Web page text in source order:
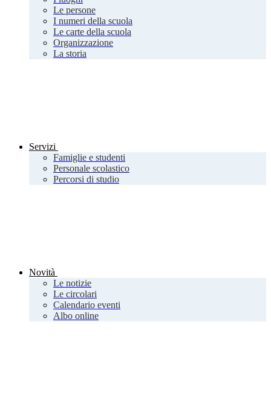
Le persone
I numeri della scuola
Le carte della scuola
Organizzazione
La storia
Servizi
Famiglie e studenti
Personale scolastico
Percorsi di studio
Novità
Le notizie
Le circolari
Calendario eventi
Albo online